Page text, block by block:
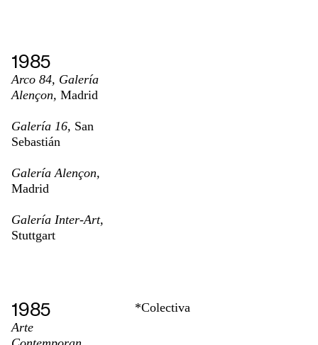
1985
Arco 84, Galería
Alençon, Madrid
Galería 16, San
Sebastián
Galería Alençon,
Madrid
Galería Inter-Art,
Stuttgart
1985
Arte
*Colectiva